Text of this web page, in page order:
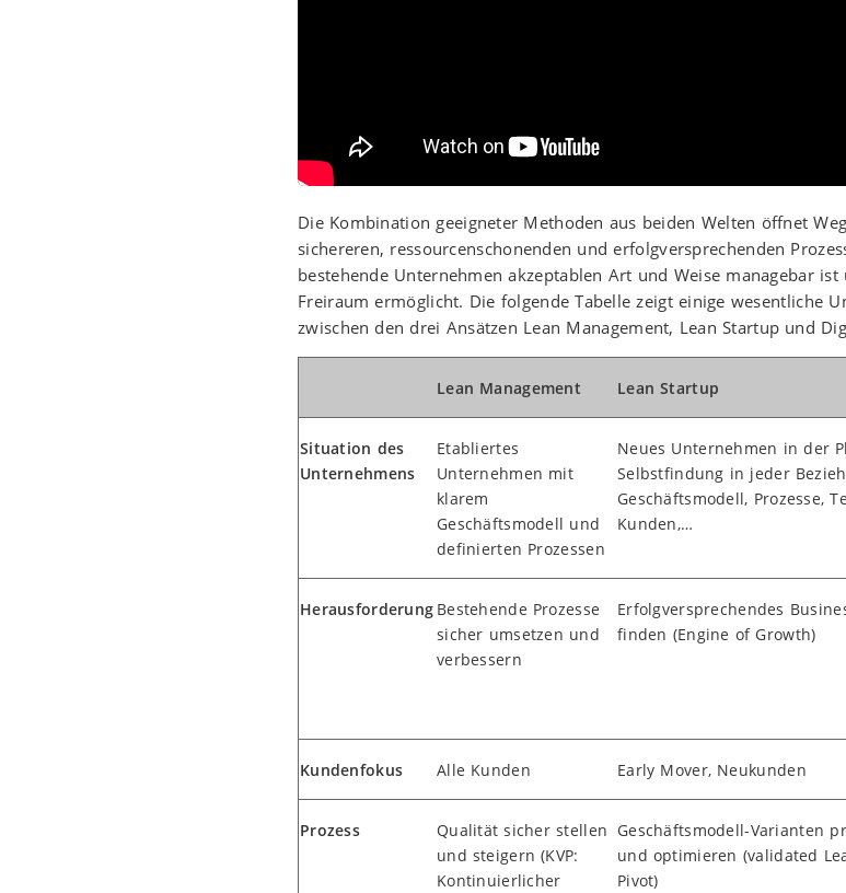
Die Kombination geeigneter Methoden aus beiden Welten öffnet
sichereren, ressourcenschonenden und erfolgversprechenden
bestehende Unternehmen akzeptablen Art und Weise managebar
Freiraum ermöglicht. Die folgende Tabelle zeigt einige wesentliche
zwischen den drei Ansätzen Lean Management, Lean Startup und
Lean Management Lean Startup
Situation des
Unternehmens
Etabliertes
Unternehmen mit
klarem
Geschäftsmodell und
definierten Prozessen
Neues Unternehmen in der
Selbstfindung in jeder
Geschäftsmodell, Prozesse,
Kunden,…
Herausforderung Bestehende Prozesse
sicher umsetzen und
verbessern
Erfolgversprechendes
finden (Engine of Growth)
Kundenfokus Alle Kunden Early Mover, Neukunden
Prozess
Qualität sicher stellen
und steigern (KVP:
Kontinuierlicher
Geschäftsmodell­-Varianten
und optimieren (validated
Pivot)